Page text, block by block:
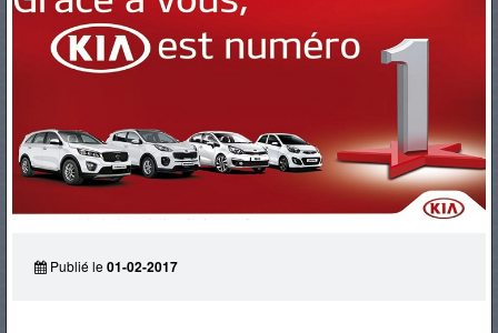
Publié le01-02-2017
CAMIONS